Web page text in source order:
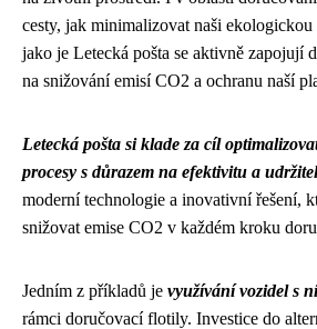
cesty, jak minimalizovat naši ekologickou
jako je Letecká pošta se aktivně zapojují
na snižování emisí CO2 a ochranu naší
Letecká pošta si klade za cíl
procesy s důrazem na efektivitu a
moderní technologie a inovativní řešení,
snižovat emise CO2 v každém kroku
Jedním z příkladů je využívání vozidel s
rámci doručovací flotily. Investice do